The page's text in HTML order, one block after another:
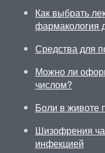
Как выбрать
фармакология
Средства для
Можно ли
числом?
Боли в животе
Шизофрения
инфекцией